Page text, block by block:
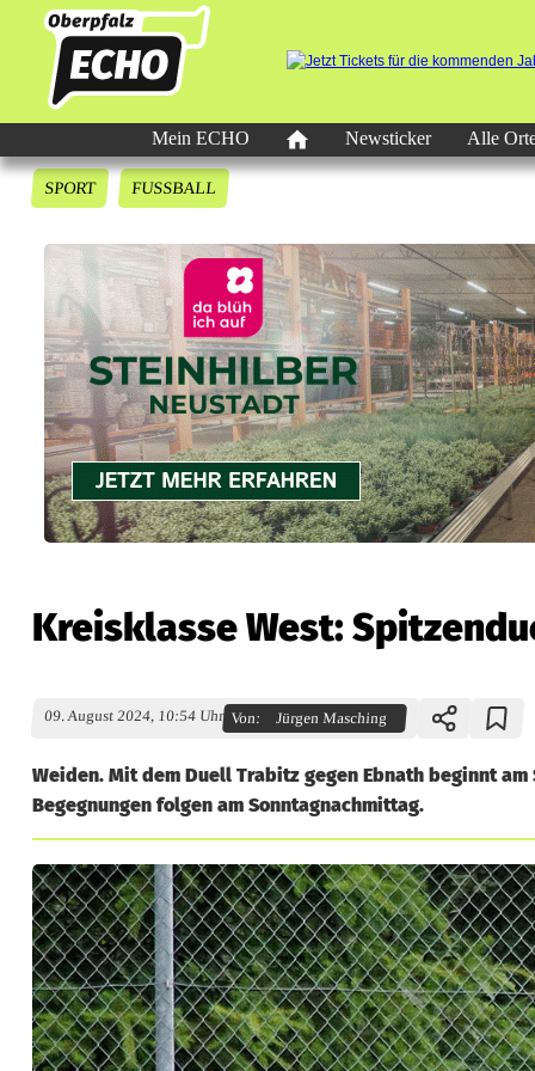
Mein ECHO Newsticker Alle
SPORT FUSSBALL
Kreisklasse West:
09. August 2024, 10:54 Uhr Von: Jürgen Masching
Weiden. Mit dem Duell Trabitz gegen Ebnath beginnt
Begegnungen folgen am Sonntagnachmittag.
K
r
e
i